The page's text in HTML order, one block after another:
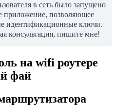
в сеть было запущено
приложение, позволяющее
идентификационные ключи.
консультация, пишите мне!
на wifi роутере
фай